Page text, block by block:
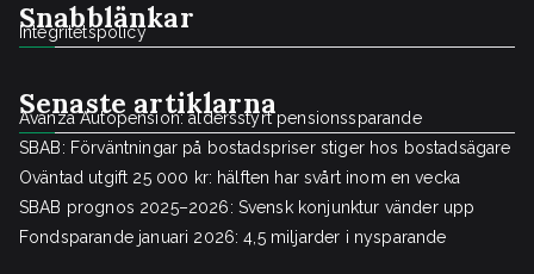
Snabblänkar
Integritetspolicy
Senaste artiklarna
Avanza Autopension: åldersstyrt pensionssparande
SBAB: Förväntningar på bostadspriser stiger hos bostadsägare
Oväntad utgift 25 000 kr: hälften har svårt inom en vecka
SBAB prognos 2025–2026: Svensk konjunktur vänder upp
Fondsparande januari 2026: 4,5 miljarder i nysparande